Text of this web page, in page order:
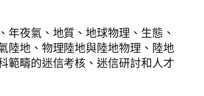
夜氣、地質、地球物理、生態、
陸地、物理陸地與陸地物理、陸地
範疇的迷信考核、迷信研討和人才